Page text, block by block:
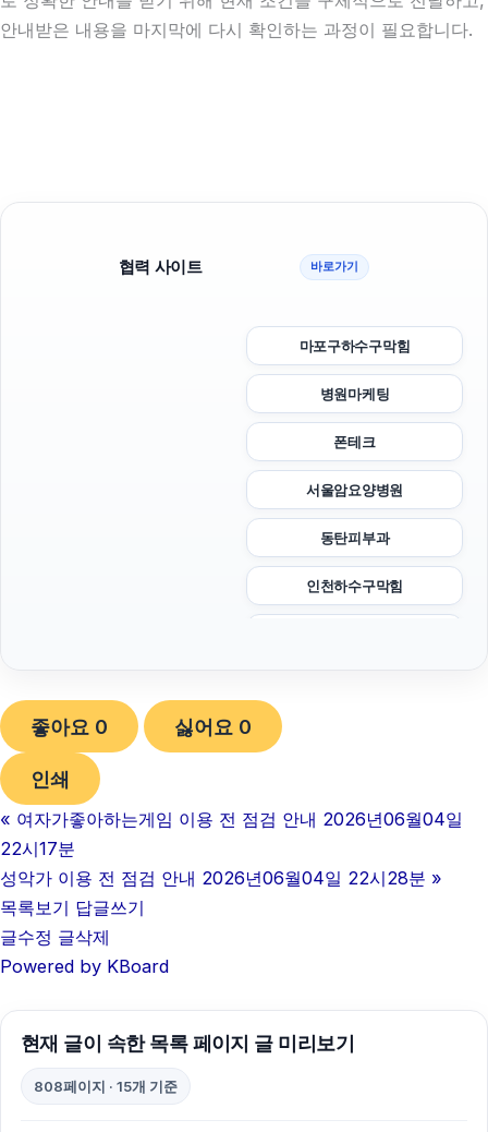
안내받은 내용을 마지막에 다시 확인하는 과정이 필요합니다.
협력 사이트 바로가기
마포구하수구막힘
병원마케팅
폰테크
서울암요양병원
동탄피부과
인천하수구막힘
대안학교
폰테크
좋아요 0 싫어요 0
인쇄
« 여자가좋아하는게임 이용 전 점검 안내 2026년06월04일
22시17분
성악가 이용 전 점검 안내 2026년06월04일 22시28분 »
목록보기 답글쓰기
글수정 글삭제
Powered by KBoard
현재 글이 속한 목록 페이지 글 미리보기
808페이지 · 15개 기준